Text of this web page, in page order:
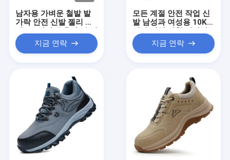
남자용 가벼운 철발 발
가락 안전 신발 젤리 상
적 펀처 저항성 공기 쿠
션 작업 운동화
지금 연락
모든 계절 안전 작업 신
발 남성과 여성용 10KV
뚫림 방지 산업 안전 신
발
지금 연락